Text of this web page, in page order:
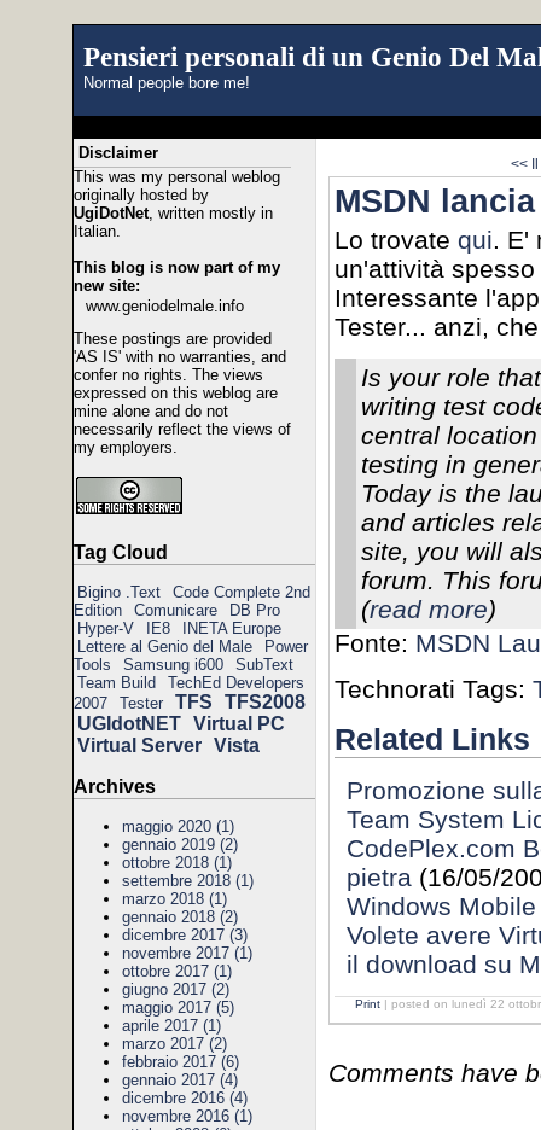
Pensieri personali di un Genio Del
Normal people bore me!
Disclaimer
This was my personal weblog
originally hosted by
UgiDotNet, written mostly in
Italian.
This blog is now part of my
new site:
www.geniodelmale.info
These postings are provided
'AS IS' with no warranties, and
confer no rights. The views
expressed on this weblog are
mine alone and do not
necessarily reflect the views of
my employers.
Tag Cloud
Bigino .Text
Code Complete 2nd
Edition
Comunicare
DB Pro
Hyper-V
IE8
INETA Europe
Lettere al Genio del Male
Power
Tools
Samsung i600
SubText
Team Build
TechEd Developers
2007
Tester TFS
TFS2008
UGIdotNET Virtual PC
Virtual Server Vista
Archives
maggio 2020 (1)
gennaio 2019 (2)
ottobre 2018 (1)
settembre 2018 (1)
marzo 2018 (1)
gennaio 2018 (2)
dicembre 2017 (3)
novembre 2017 (1)
ottobre 2017 (1)
giugno 2017 (2)
maggio 2017 (5)
aprile 2017 (1)
marzo 2017 (2)
febbraio 2017 (6)
gennaio 2017 (4)
dicembre 2016 (4)
novembre 2016 (1)
<<
MSDN
Lo trovate qui. E'
un'attività
Interessante
Tester... anzi,
Is your role
writing test
central
testing in
Today is the
and articles
site, you will
forum. This
(read more)
Fonte: MSDN
Technorati Tags:
Related Links
Promozione
Team System
CodePlex.com
pietra (16/05/
Windows
Volete avere
il download su
Print | posted on lunedì 22
Comments have